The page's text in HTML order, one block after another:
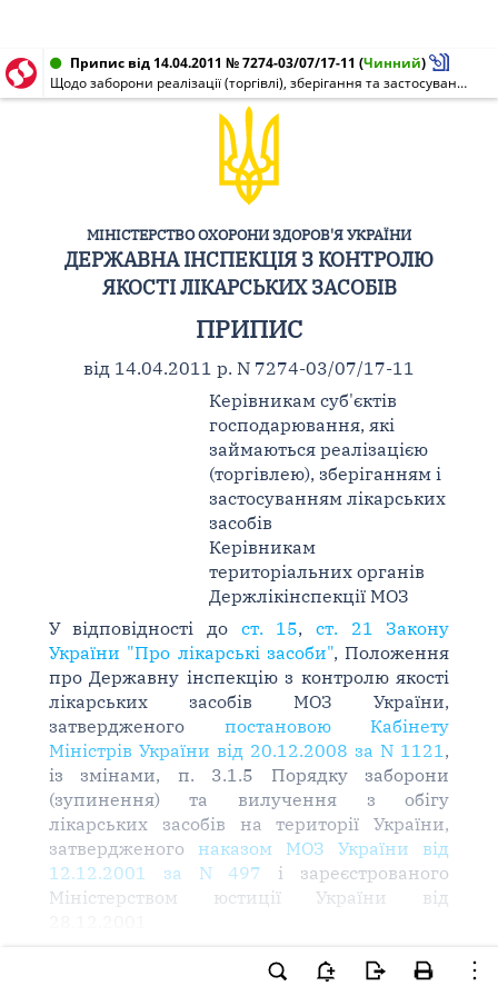
Припис від 14.04.2011 № 7274-03/07/17-11 (Чинний)
Щодо заборони реалізації (торгівлі), зберігання та застосування лікарського засобу ЦИКЛОФЕРОН®, розчин для ін'єкцій 12,5 % по 2 мл в ампулах N 5 серії 330609 з маркуванням виробника ТОВ "Науково-технологічна фармацевтична фірма "Полісан", Російська Федерація
МІНІСТЕРСТВО ОХОРОНИ ЗДОРОВ'Я УКРАЇНИ
ДЕРЖАВНА ІНСПЕКЦІЯ З КОНТРОЛЮ
ЯКОСТІ ЛІКАРСЬКИХ ЗАСОБІВ
ПРИПИС
від 14.04.2011 р. N 7274-03/07/17-11
Керівникам суб'єктів
господарювання, які
займаються реалізацією
(торгівлею), зберіганням і
застосуванням лікарських
засобів
Керівникам
територіальних органів
Держлікінспекції МОЗ
У відповідності до ст. 15,ст. 21 Закону
України "Про лікарські засоби", Положення
про Державну інспекцію з контролю якості
лікарських засобів МОЗ України,
затвердженого постановою Кабінету
Міністрів України від 20.12.2008 за N 1121,
із змінами, п. 3.1.5 Порядку заборони
(зупинення) та вилучення з обігу
лікарських засобів на території України,
затвердженого наказом МОЗ України від
12.12.2001 за N 497 і зареєстрованого
Міністерством юстиції України від